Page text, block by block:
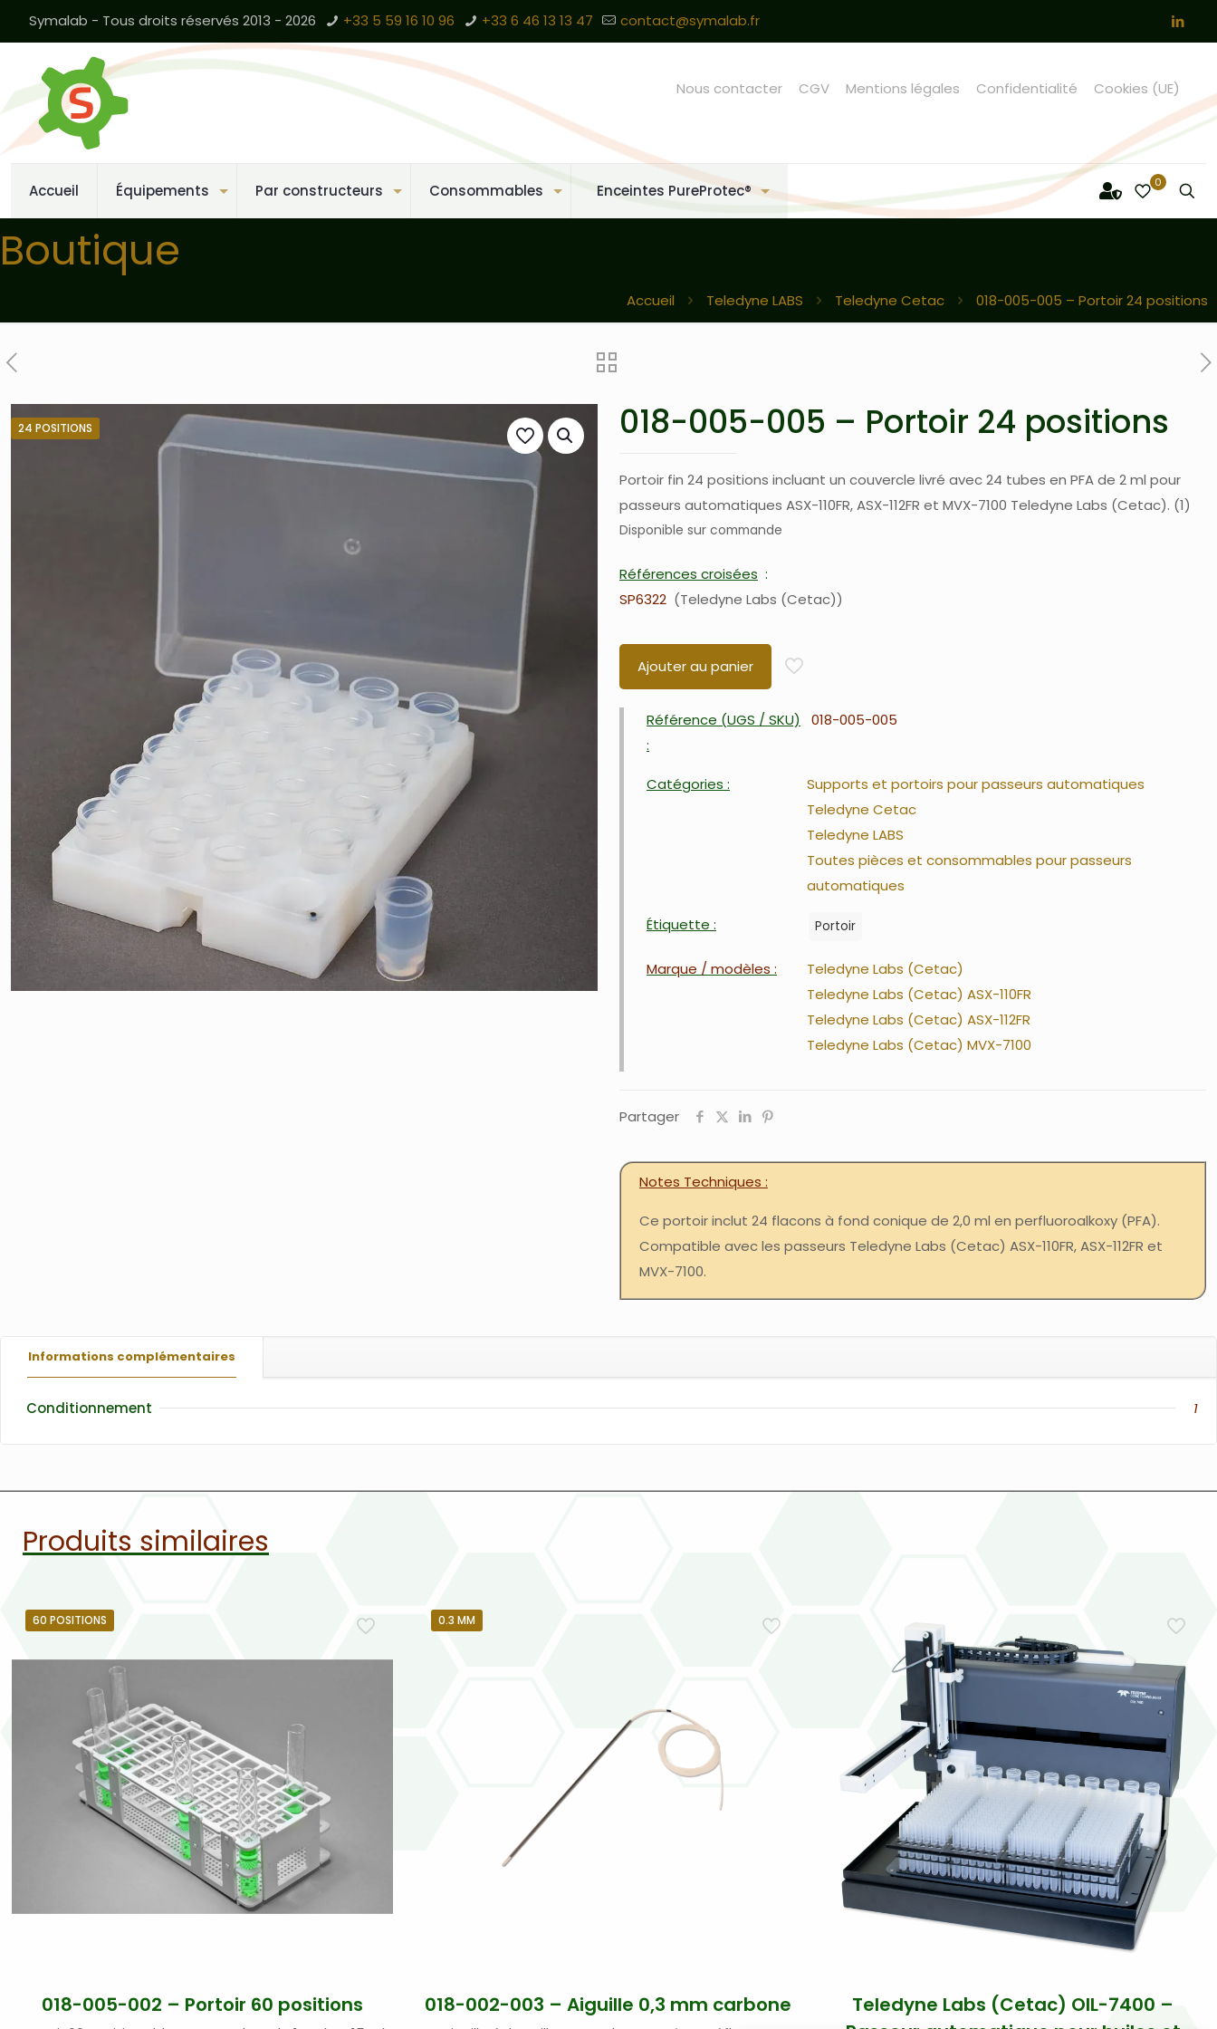
Symalab - Tous droits réservés 2013 - 2026 +33 5 59 16 10 96 +33 6 46 13 13 47 contact@symalab.fr
Accueil Équipements Par constructeurs Consommables Enceintes PureProtec®
Nous contacter CGV Mentions légales Confidentialité Cookies (UE)
0
Boutique
Accueil Teledyne LABS Teledyne Cetac 018-005-005 – Portoir 24 positions
24 POSITIONS 018-005-005 – Portoir 24 positions
Portoir fin 24 positions incluant un couvercle livré avec 24 tubes en PFA de 2 ml pour
passeurs automatiques ASX-110FR, ASX-112FR et MVX-7100 Teledyne Labs (Cetac). (1)
Disponible sur commande
Références croisées
SP6322
Teledyne Labs (Cetac)
Ajouter au panier
Référence (UGS / SKU)
:
018-005-005
Catégories :
Supports et portoirs pour passeurs automatiques
Teledyne Cetac
Teledyne LABS
Toutes pièces et consommables pour passeurs
automatiques
Étiquette : Portoir
Marque / modèles :
Teledyne Labs (Cetac)
Teledyne Labs (Cetac) ASX-110FR
Teledyne Labs (Cetac) ASX-112FR
Teledyne Labs (Cetac) MVX-7100
Partager
Notes Techniques
Ce portoir inclut 24 flacons à fond conique de 2,0 ml en perfluoroalkoxy (PFA).
Compatible avec les passeurs Teledyne Labs (Cetac) ASX-110FR, ASX-112FR et
MVX-7100.
Informations complémentaires
Conditionnement 1
Produits similaires
60 POSITIONS
018-005-002 – Portoir 60 positions
0.3 MM
018-002-003 – Aiguille 0,3 mm carbone
Teledyne Labs (Cetac) OIL-7400 –